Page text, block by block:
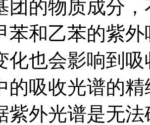
团的物质成分
苯和乙苯的紫
化也会影响到
的吸收光谱的
紫外光谱是无